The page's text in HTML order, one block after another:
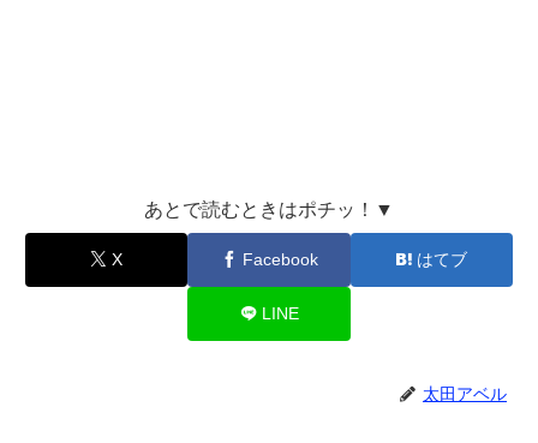
あとで読むときはポチッ！▼
X Facebook はてブ
LINE
太田アベル